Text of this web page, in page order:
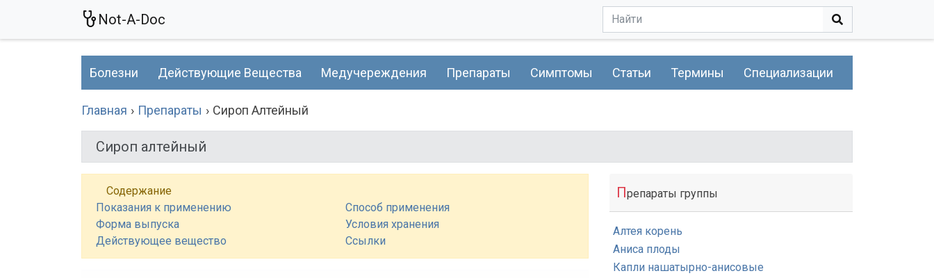
Not-A-Doc
Болезни Действующие Вещества Медучереждения Препараты Симптомы Статьи Термины Специализации
Главная Препараты Сироп Алтейный
Сироп алтейный
Содержание
Показания к применению
Способ применения
Форма выпуска
Условия хранения
Действующее вещество
Ссылки
Препараты группы
Алтея корень
Аниса плоды
Капли нашатырно-анисовые